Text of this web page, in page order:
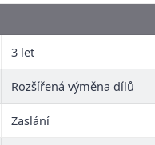
3 let
Rozšířená výměna dílů
Zaslání